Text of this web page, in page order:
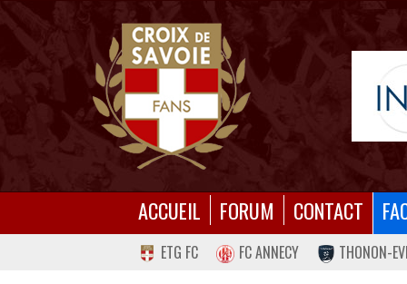
ACCUEIL FORUM CONTACT
ETG FC FC ANNECY THONON-